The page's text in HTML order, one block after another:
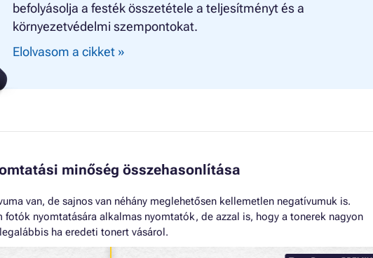
befolyásolja a festék összetétele a teljesítményt és a
környezetvédelmi szempontokat.
Elolvasom a cikket »
minőség összehasonlítása
van, de sajnos van néhány meglehetősen kellemetlen negatívumuk is.
fotók nyomtatására alkalmas nyomtatók, de azzal is, hogy a tonerek nagyon
ha eredeti tonert vásárol.